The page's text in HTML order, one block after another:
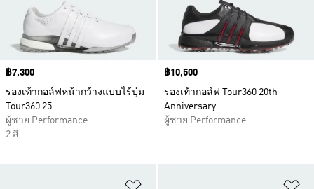
Price
฿7,300
รองเท้ากอล์ฟหน้ากว้างแบบไร้ปุ่ม
Tour360 25
ผู้ชาย Performance
2 สี
Price
฿10,500
รองเท้ากอล์ฟ Tour360 20th
Anniversary
ผู้ชาย Performance